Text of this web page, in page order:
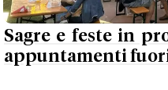
Sagre e feste in
appuntamenti